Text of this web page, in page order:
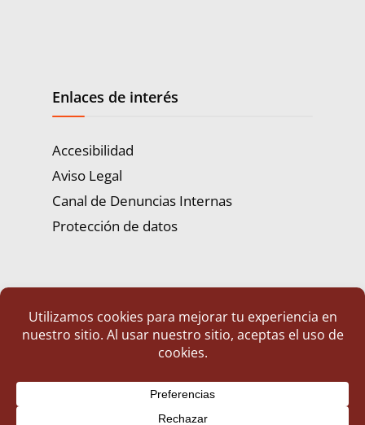
Enlaces de interés
Accesibilidad
Aviso Legal
Canal de Denuncias Internas
Protección de datos